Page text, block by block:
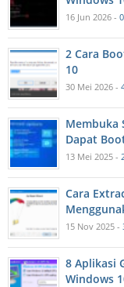
16 Jun 2026 -
2 Cara
10
30 Mei 2026 -
Membuka
Dapat
13 Mei 2025 -
Cara
15 Nov 2025 -
8 Aplikasi
Windows